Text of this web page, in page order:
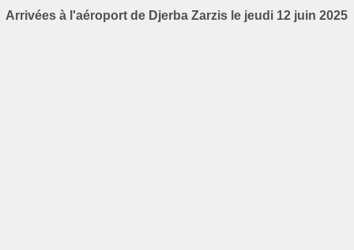
Arrivées à l'aéroport de Djerba Zarzis le jeudi 12 juin 2025